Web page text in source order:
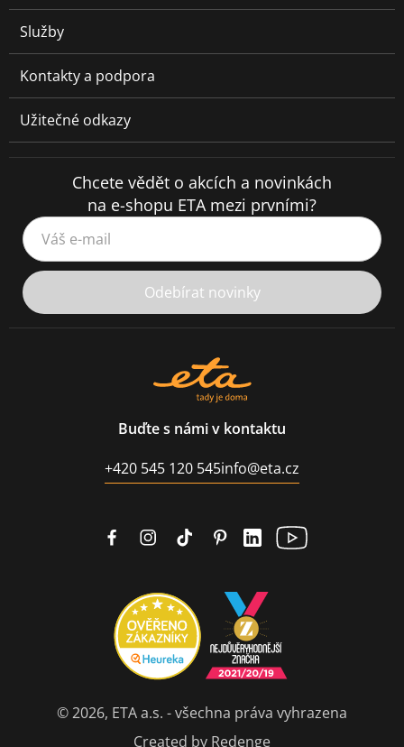
Služby
Kontakty a podpora
Užitečné odkazy
Chcete vědět o akcích a novinkách
na e-shopu ETA mezi prvními?
Váš e-mail
Odebírat novinky
Buďte s námi v kontaktu
+420 545 120 545info@eta.cz
© 2026, ETA a.s. - všechna práva vyhrazena
Created by Redenge